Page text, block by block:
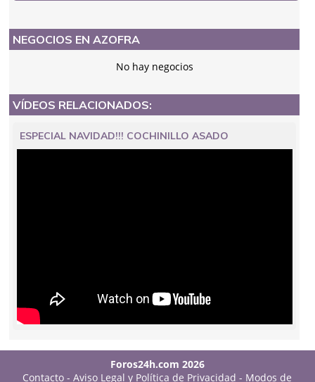
NEGOCIOS EN AZOFRA
No hay negocios
VÍDEOS RELACIONADOS:
ESPECIAL NAVIDAD!!! COCHINILLO ASADO
Foros24h.com 2026
Contacto -Aviso Legal y Política de Privacidad - Modos de